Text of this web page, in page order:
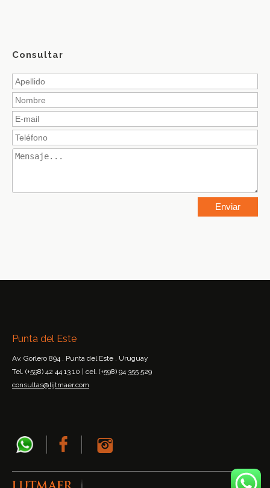
Consultar
Punta del Este
Av. Gorlero 894 . Punta del Este . Uruguay
Tel. (+598) 42 44 13 10 | cel. (+598) 94 355 529
consultas@lijtmaer.com